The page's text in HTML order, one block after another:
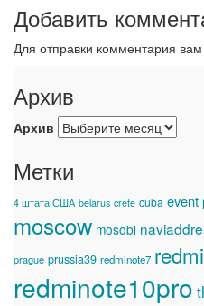
Добавить
Для отправки комментария
Архив
Архив
Метки
4 штата США belarus crete cuba event
moscow mosobl
prague prussia39 redminote7
redminote10pro